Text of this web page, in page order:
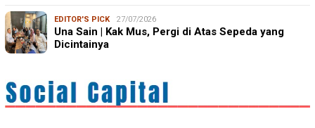
EDITOR'S PICK 27/07/2026
Una Sain | Kak Mus, Pergi di Atas Sepeda yang
Dicintainya